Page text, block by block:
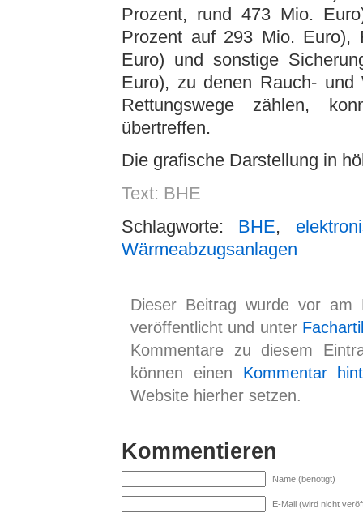
Prozent, rund 473 Mio.
Prozent auf 293 Mio. Euro),
Euro) und sonstige
Euro), zu denen Rauch- und
Rettungswege zählen,
übertreffen.
Die grafische Darstellung in
Text: BHE
Schlagworte: BHE,
Wärmeabzugsanlagen
Dieser Beitrag wurde vor
veröffentlicht und unter
Kommentare zu diesem
können einen Kommentar
Website hierher setzen.
Kommentieren
Name (benötigt)
E-Mail (wird nicht